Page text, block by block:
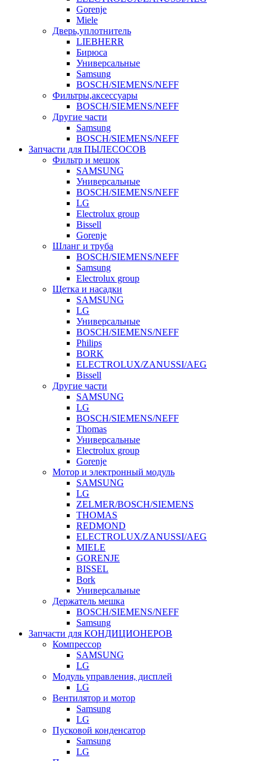
Gorenje
Miele
Дверь,уплотнитель
LIEBHERR
Бирюса
Универсальные
Samsung
BOSCH/SIEMENS/NEFF
Фильтры,аксессуары
BOSCH/SIEMENS/NEFF
Другие части
Samsung
BOSCH/SIEMENS/NEFF
Запчасти для ПЫЛЕСОСОВ
Фильтр и мешок
SAMSUNG
Универсальные
BOSCH/SIEMENS/NEFF
LG
Electrolux group
Bissell
Gorenje
Шланг и труба
BOSCH/SIEMENS/NEFF
Samsung
Electrolux group
Щетка и насадки
SAMSUNG
LG
Универсальные
BOSCH/SIEMENS/NEFF
Philips
BORK
ELECTROLUX/ZANUSSI/AEG
Bissell
Другие части
SAMSUNG
LG
BOSCH/SIEMENS/NEFF
Thomas
Универсальные
Electrolux group
Gorenje
Мотор и электронный модуль
SAMSUNG
LG
ZELMER/BOSCH/SIEMENS
THOMAS
REDMOND
ELECTROLUX/ZANUSSI/AEG
MIELE
GORENJE
BISSEL
Bork
Универсальные
Держатель мешка
BOSCH/SIEMENS/NEFF
Samsung
Запчасти для КОНДИЦИОНЕРОВ
Компрессор
SAMSUNG
LG
Модуль управления, дисплей
LG
Вентилятор и мотор
Samsung
LG
Пусковой конденсатор
Samsung
LG